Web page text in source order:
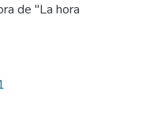
de "La hora